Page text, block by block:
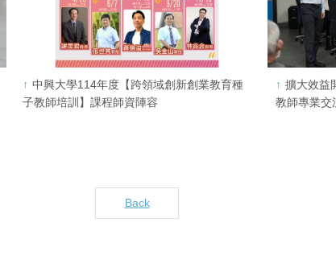
中興大學114年度【跨領域創新創業教育種
子教師培訓】課程師資陣容
擴大效益
教師專業交
Back